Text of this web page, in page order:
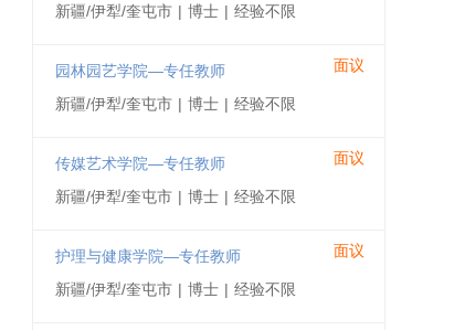
新疆/伊犁/奎屯市 | 博士 | 经验不限
园林园艺学院—专任教师 面议
新疆/伊犁/奎屯市 | 博士 | 经验不限
传媒艺术学院—专任教师 面议
新疆/伊犁/奎屯市 | 博士 | 经验不限
护理与健康学院—专任教师 面议
新疆/伊犁/奎屯市 | 博士 | 经验不限